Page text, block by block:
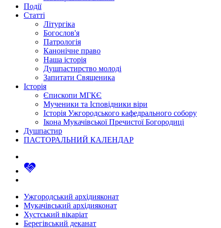
Події
Статті
Літургіка
Богослов'я
Патрологія
Канонічне право
Наша історія
Душпастирство молоді
Запитати Священика
Історія
Єпископи МГКЄ
Мученики та Ісповідники віри
Історія Ужгородського кафедрального собору
Ікона Мукачівської Пречистої Богородиці
Душпастир
ПАСТОРАЛЬНИЙ КАЛЕНДАР
Ужгородський архідияконат
Мукачівський архідияконат
Хустський вікаріат
Берегівський деканат